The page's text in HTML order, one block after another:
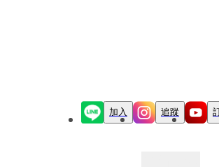
加入 追蹤